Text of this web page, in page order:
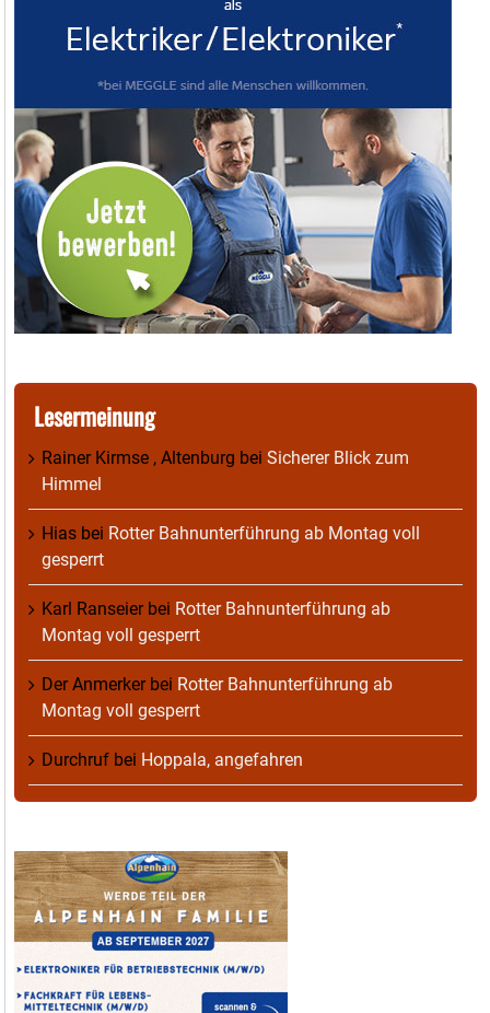
Lesermeinung
Rainer Kirmse , Altenburg bei Sicherer Blick zum
Himmel
Hias bei Rotter Bahnunterführung ab Montag voll
gesperrt
Karl Ranseierbei Rotter Bahnunterführung ab
Montag voll gesperrt
Der Anmerkerbei Rotter Bahnunterführung ab
Montag voll gesperrt
Durchruf bei Hoppala, angefahren